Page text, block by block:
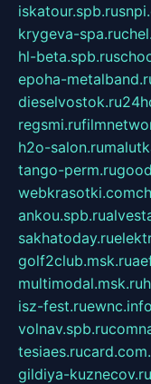
iskatour.spb.ru
krygeva-spa.ru
hl-beta.spb.ru
epoha-
dieselvostok.ru
regsmi.ru
h2o-salon.ru
tango-perm.ru
webkrasotki.com
ankou.spb.ru
sakhatoday.ru
golf2club.msk.ru
multimodal.msk.ru
isz-fest.ruewnc.info
volnav.spb.ru
tesiaes.ru
gildiya-kuznecov.ru